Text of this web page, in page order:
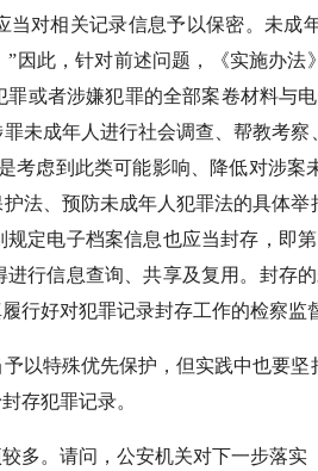
对相关记录信息予以保密。未成
因此，针对前述问题，《实施办
或者涉嫌犯罪的全部案卷材料与
未成年人进行社会调查、帮教考
考虑到此类可能影响、降低对涉
法、预防未成年人犯罪法的具体
定电子档案信息也应当封存，即
行信息查询、共享及复用。封存
行好对犯罪记录封存工作的检察监
特殊优先保护，但实践中也要坚
存犯罪记录。
。请问，公安机关对下一步落实